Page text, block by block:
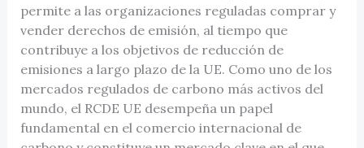
permite a las organizaciones reguladas comprar y
vender derechos de emisión, al tiempo que
contribuye a los objetivos de reducción de
emisiones a largo plazo de la UE. Como uno de los
mercados regulados de carbono más activos del
mundo, el RCDE UE desempeña un papel
fundamental en el comercio internacional de